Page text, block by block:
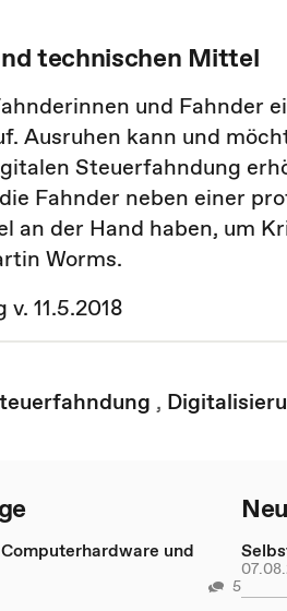
technischen Mittel
und Fahnder
Ausruhen kann und
Steuerfahndung
Fahnder neben einer
der Hand haben, um
Worms.
11.5.2018
,
und
5